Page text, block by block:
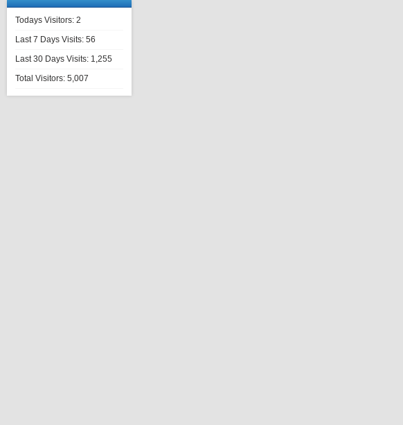
Todays Visitors: 2
Last 7 Days Visits: 56
Last 30 Days Visits: 1,255
Total Visitors: 5,007